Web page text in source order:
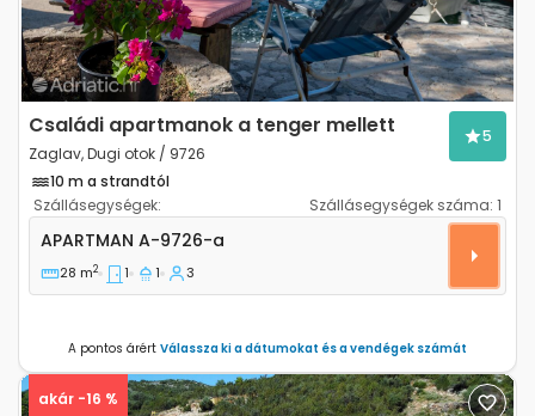
Családi apartmanok a tenger mellett
Zaglav, Dugi otok / 9726
5
10 m a strandtól
Szállásegységek:
Szállásegységek száma: 1
Egyszobás apartman Zaglav, Dugi otok A-9726-a
APARTMAN A-9726-a
28 m2 1 1 3
A pontos árért Válassza ki a dátumokat és a vendégek számát
akár -16 %